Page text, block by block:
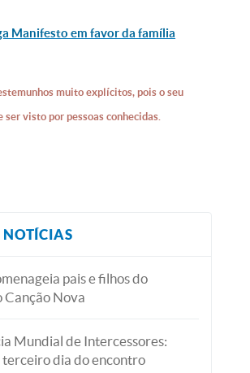
Manifesto em favor da família
muito explícitos, pois o seu
ser visto por pessoas conhecidas.
pais e filhos do
Canção Nova
Mundial de Intercessores:
terceiro dia do encontro